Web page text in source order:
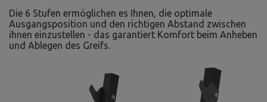
Die 6 Stufen ermöglichen es Ihnen, die optimale
Ausgangsposition und den richtigen Abstand zwischen
ihnen einzustellen - das garantiert Komfort beim Anheben
und Ablegen des Greifs.